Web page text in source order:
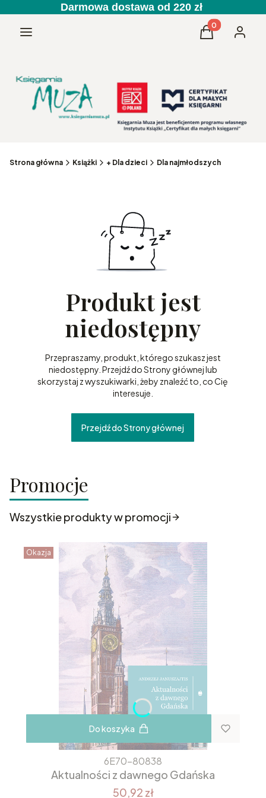
Darmowa dostawa od 220 zł
Menu Produkty w
Koszyk
Strona główna Książki + Dla dzieci Dla najmłodszych
Produkt jest
niedostępny
Przepraszamy, produkt, którego szukasz jest
niedostępny. Przejdź do Strony głównej lub
skorzystaj z wyszukiwarki, żeby znaleźć to, co Cię
interesuje.
Przejdź do Strony głównej
Promocje
Wszystkie produkty w promocji
Okazja
Do koszyka
6E70-80838
Aktualności z dawnego Gdańska
50,92 zł